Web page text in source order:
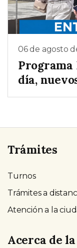
06 de agosto
día,
Trámites
Turnos
Trámites a
Atención a la
Acerca de